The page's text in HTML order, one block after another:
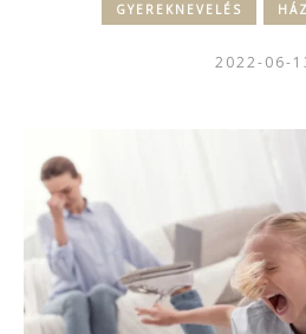
GYEREKNEVELÉS
2022-06-